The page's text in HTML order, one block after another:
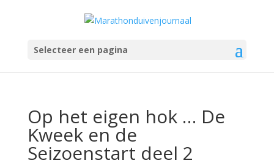
Selecteer een pagina
Op het eigen hok … De
Kweek en de
Seizoenstart deel 2